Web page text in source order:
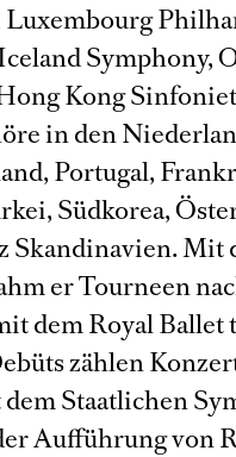
Luxembourg
Symphony,
Kong
in den
Portugal,
Südkorea,
Skandinavien.
er Tourneen
dem Royal
zählen
Staatlichen
Aufführung von